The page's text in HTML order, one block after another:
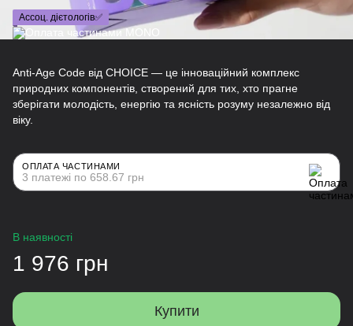
Ассоц. дієтологів✅
Anti-Age Code від CHOICE — це інноваційний комплекс
природних компонентів, створений для тих, хто прагне
зберігати молодість, енергію та ясність розуму незалежно від
віку.
ОПЛАТА ЧАСТИНАМИ
3 платежі по 658.67 грн
В наявності
1 976 грн
Купити